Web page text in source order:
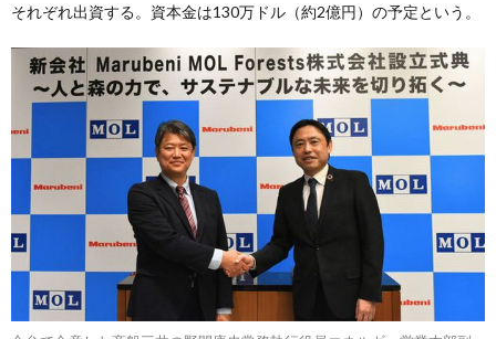
それぞれ出資する。資本金は130万ドル（約2億円）の予定という。